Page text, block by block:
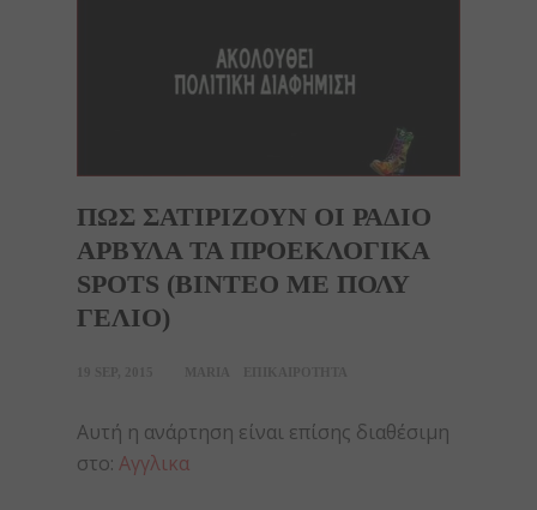
ΠΩΣ ΣΑΤΙΡΙΖΟΥΝ ΟΙ ΡΑΔΙΟ
ΑΡΒΥΛΑ ΤΑ ΠΡΟΕΚΛΟΓΙΚΑ
SPOTS (ΒΙΝΤΕΟ ΜΕ ΠΟΛΥ
ΓΕΛΙΟ)
Αυτή η ανάρτηση είναι επίσης διαθέσιμη
στο: Αγγλικα